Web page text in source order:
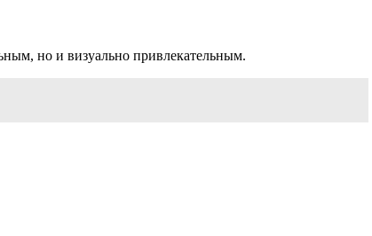
но и визуально привлекательным.